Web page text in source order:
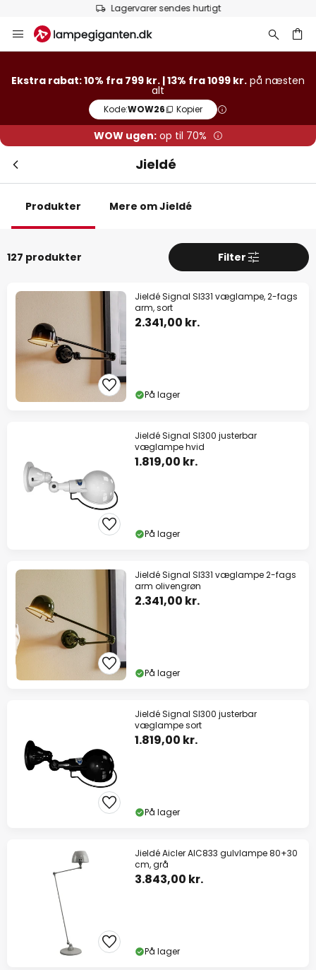
Lagervarer sendes hurtigt
to
Ekstra rabat: 10% fra 799 kr. | 13% fra 1099 kr. på næsten
alt
Kode:WOW26 Kopier
WOW ugen:op til 70%
Jieldé
Produkter Mere om Jieldé
127 produkter Filter
Jieldé Signal SI331 væglampe, 2-fags
arm, sort
2.341,00 kr.
På lager
Jieldé Signal SI300 justerbar
væglampe hvid
1.819,00 kr.
På lager
Jieldé Signal SI331 væglampe 2-fags
arm olivengrøn
2.341,00 kr.
På lager
Jieldé Signal SI300 justerbar
væglampe sort
1.819,00 kr.
På lager
Jieldé Aicler AIC833 gulvlampe 80+30
cm, grå
3.843,00 kr.
På lager
Luk
Ekstra rabat
10% rabatfra 799 kr.
på næsten alt*
Kode:WOW26 Kopier
Spar nu